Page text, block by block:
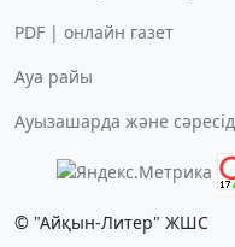
PDF | онлайн газет
Ауа райы
Ауызашарда және
© "Айқын-Литер" ЖШС